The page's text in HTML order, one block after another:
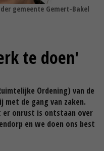
gemeente Gemert-Bakel
te doen'
Ordening) van de
met de gang van zaken.
er onrust is ontstaan over
en we doen ons best